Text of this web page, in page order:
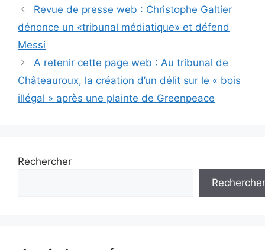
Navigation
des
Revue de presse web : Christophe Galtier
dénonce un «tribunal médiatique» et défend
Messi
A retenir cette page web : Au tribunal de
Châteauroux, la création d’un délit sur le « bois
illégal » après une plainte de Greenpeace
Rechercher
Rechercher